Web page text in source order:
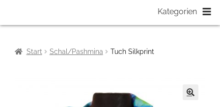
springen
springen
Kategorien
Start Schal/Pashmina Tuch Silkprint